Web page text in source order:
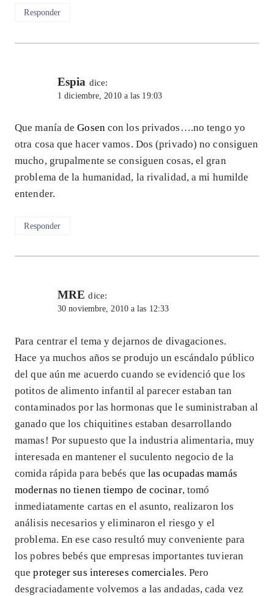
Responder
Espia dice:
1 diciembre, 2010 a las 19:03
Que manía deGosen con los privados….no tengo yo
otra cosa que hacer vamos. Dos (privado) no consiguen
mucho, grupalmente se consiguen cosas, el gran
problema de la humanidad, la rivalidad, a mi humilde
entender.
Responder
MRE dice:
30 noviembre, 2010 a las 12:33
Para centrar el tema y dejarnos de divagaciones.
Hace ya muchos años se produjo un escándalo público
del que aún me acuerdo cuando se evidenció que los
potitos de alimento infantil al parecer estaban tan
contaminados por las hormonas que le suministraban al
ganado que los chiquitines estaban desarrollando
mamas! Por supuesto que la industria alimentaria, muy
interesada en mantener el suculento negocio de la
comida rápida para bebés que las ocupadas mamás
modernas no tienen tiempo de cocinar, tomó
inmediatamente cartas en el asunto, realizaron los
análisis necesarios y eliminaron el riesgo y el
problema. En ese caso resultó muy conveniente para
los pobres bebés que empresas importantes tuvieran
queproteger sus intereses comerciales. Pero
desgraciadamente volvemos a las andadas, cada vez